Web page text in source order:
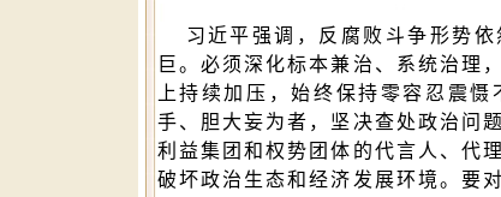
习近平强调，反腐败斗争形势
巨。必须深化标本兼治、系统治理
上持续加压，始终保持零容忍震
手、胆大妄为者，坚决查处政治问
利益集团和权势团体的代言人、代
破坏政治生态和经济发展环境。要